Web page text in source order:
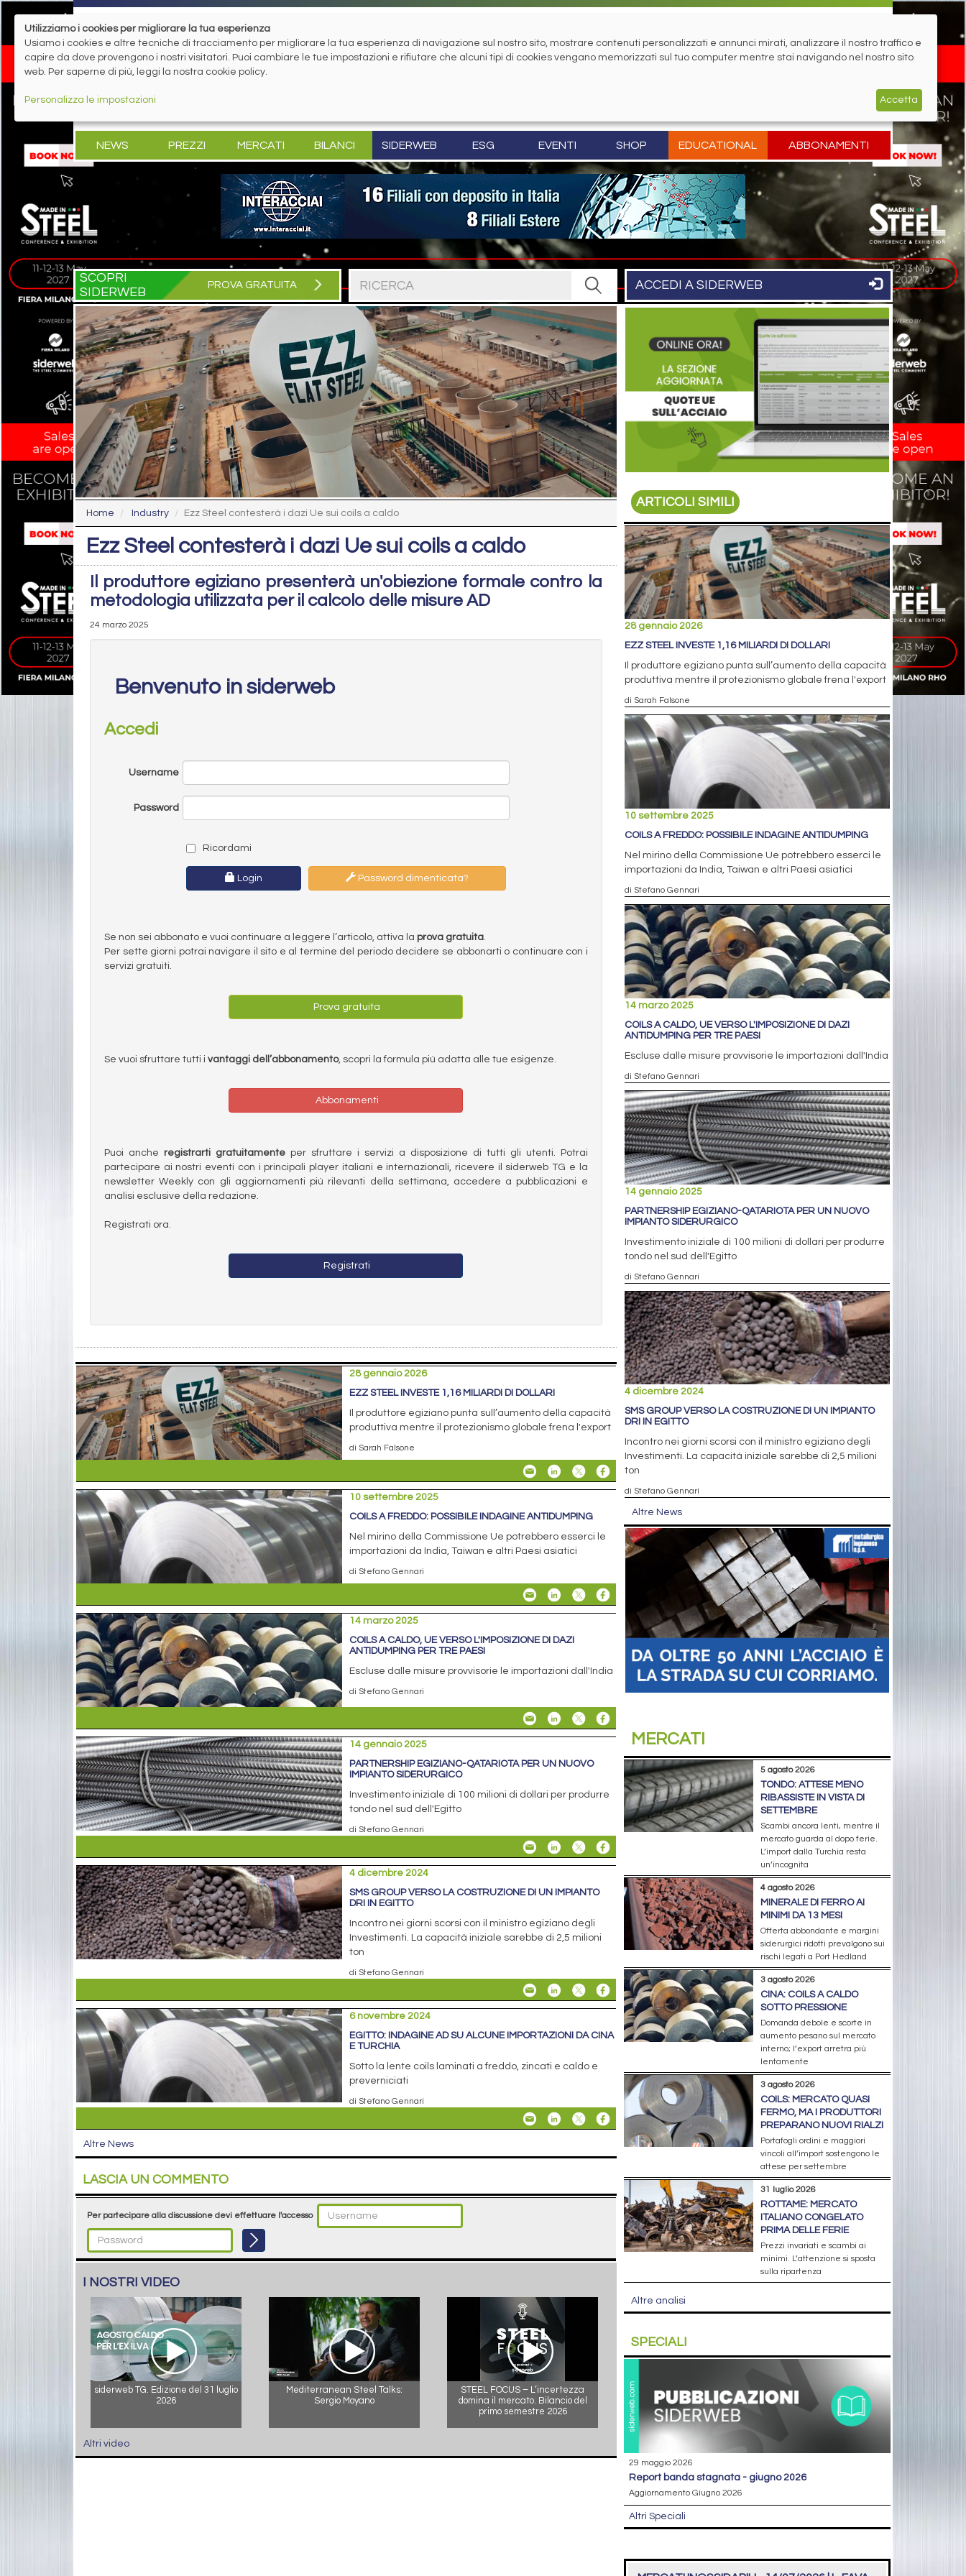
NEWS PREZZI MERCATI BILANCI SIDERWEB ESG EVENTI SHOP EDUCATIONAL ABBONAMENTI
SCOPRI
SIDERWEB
PROVA GRATUITA ACCEDI A SIDERWEB
Home Industry Ezz Steel contesterà i dazi Ue sui coils a caldo
Ezz Steel contesterà i dazi Ue sui coils a caldo
Il produttore egiziano presenterà un'obiezione formale contro la
metodologia utilizzata per il calcolo delle misure AD
24 marzo 2025
Benvenuto in siderweb
Accedi
Username
Password
Ricordami
Login Password dimenticata?
Se non sei abbonato e vuoi continuare a leggere l’articolo, attiva la prova gratuita.
Per sette giorni potrai navigare il sito e al termine del periodo decidere se abbonarti o continuare con i
servizi gratuiti.
Prova gratuita
Se vuoi sfruttare tutti i vantaggi dell’abbonamento, scopri la formula più adatta alle tue esigenze.
Abbonamenti
Puoi anche registrarti gratuitamenteper sfruttare i servizi a disposizione di tutti gli utenti. Potrai
partecipare ai nostri eventi con i principali player italiani e internazionali, ricevere il siderweb TG e la
newsletter Weekly con gli aggiornamenti più rilevanti della settimana, accedere a pubblicazioni e
analisi esclusive della redazione.
Registrati ora.
Registrati
28 gennaio 2026
EZZ STEEL INVESTE 1,16 MILIARDI DI DOLLARI
Il produttore egiziano punta sull’aumento della capacità
produttiva mentre il protezionismo globale frena l'export
di Sarah Falsone
10 settembre 2025
COILS A FREDDO: POSSIBILE INDAGINE ANTIDUMPING
Nel mirino della Commissione Ue potrebbero esserci le
importazioni da India, Taiwan e altri Paesi asiatici
di Stefano Gennari
14 marzo 2025
COILS A CALDO, UE VERSO L'IMPOSIZIONE DI DAZI
ANTIDUMPING PER TRE PAESI
Escluse dalle misure provvisorie le importazioni dall'India
di Stefano Gennari
14 gennaio 2025
PARTNERSHIP EGIZIANO-QATARIOTA PER UN NUOVO
IMPIANTO SIDERURGICO
Investimento iniziale di 100 milioni di dollari per produrre
tondo nel sud dell'Egitto
di Stefano Gennari
4 dicembre 2024
SMS GROUP VERSO LA COSTRUZIONE DI UN IMPIANTO
DRI IN EGITTO
Incontro nei giorni scorsi con il ministro egiziano degli
Investimenti. La capacità iniziale sarebbe di 2,5 milioni
ton
di Stefano Gennari
6 novembre 2024
EGITTO: INDAGINE AD SU ALCUNE IMPORTAZIONI DA CINA
E TURCHIA
Sotto la lente coils laminati a freddo, zincati e caldo e
preverniciati
di Stefano Gennari
Altre News
LASCIA UN COMMENTO
Per partecipare alla discussione devi effettuare l'accesso
I NOSTRI VIDEO
siderweb TG. Edizione del 31 luglio
2026
Mediterranean Steel Talks:
Sergio Moyano
STEEL FOCUS – L’incertezza
domina il mercato. Bilancio del
primo semestre 2026
Altri video
ARTICOLI SIMILI
28 gennaio 2026
EZZ STEEL INVESTE 1,16 MILIARDI DI DOLLARI
Il produttore egiziano punta sull’aumento della capacità
produttiva mentre il protezionismo globale frena l'export
di Sarah Falsone
10 settembre 2025
COILS A FREDDO: POSSIBILE INDAGINE ANTIDUMPING
Nel mirino della Commissione Ue potrebbero esserci le
importazioni da India, Taiwan e altri Paesi asiatici
di Stefano Gennari
14 marzo 2025
COILS A CALDO, UE VERSO L'IMPOSIZIONE DI DAZI
ANTIDUMPING PER TRE PAESI
Escluse dalle misure provvisorie le importazioni dall'India
di Stefano Gennari
14 gennaio 2025
PARTNERSHIP EGIZIANO-QATARIOTA PER UN NUOVO
IMPIANTO SIDERURGICO
Investimento iniziale di 100 milioni di dollari per produrre
tondo nel sud dell'Egitto
di Stefano Gennari
4 dicembre 2024
SMS GROUP VERSO LA COSTRUZIONE DI UN IMPIANTO
DRI IN EGITTO
Incontro nei giorni scorsi con il ministro egiziano degli
Investimenti. La capacità iniziale sarebbe di 2,5 milioni
ton
di Stefano Gennari
Altre News
MERCATI
5 agosto 2026
TONDO: ATTESE MENO
RIBASSISTE IN VISTA DI
SETTEMBRE
Scambi ancora lenti, mentre il
mercato guarda al dopo ferie.
L’import dalla Turchia resta
un’incognita
4 agosto 2026
MINERALE DI FERRO AI
MINIMI DA 13 MESI
Offerta abbondante e margini
siderurgici ridotti prevalgono sui
rischi legati a Port Hedland
3 agosto 2026
CINA: COILS A CALDO
SOTTO PRESSIONE
Domanda debole e scorte in
aumento pesano sul mercato
interno; l’export arretra più
lentamente
3 agosto 2026
COILS: MERCATO QUASI
FERMO, MA I PRODUTTORI
PREPARANO NUOVI RIALZI
Portafogli ordini e maggiori
vincoli all’import sostengono le
attese per settembre
31 luglio 2026
ROTTAME: MERCATO
ITALIANO CONGELATO
PRIMA DELLE FERIE
Prezzi invariati e scambi ai
minimi. L’attenzione si sposta
sulla ripartenza
Altre analisi
SPECIALI
29 maggio 2026
report banda stagnata - giugno 2026
Aggiornamento Giugno 2026
Altri Speciali
Utilizziamo i cookies per migliorare la tua esperienza
Usiamo i cookies e altre tecniche di tracciamento per migliorare la tua esperienza di navigazione sul nostro sito, mostrare contenuti personalizzati e annunci mirati, analizzare il nostro traffico e
capire da dove provengono i nostri visitatori. Puoi cambiare le tue impostazioni e rifiutare che alcuni tipi di cookies vengano memorizzati sul tuo computer mentre stai navigando nel nostro sito
web. Per saperne di più, leggi la nostra cookie policy.
Personalizza le impostazioni Accetta